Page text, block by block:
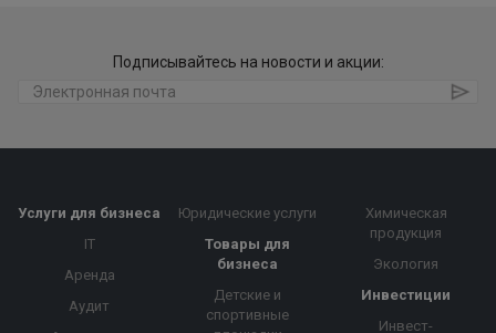
Подписывайтесь на новости и акции:
Услуги для бизнеса
IT
Аренда
Аудит
Юридические услуги
Товары для
бизнеса
Детские и
спортивные
Химическая
продукция
Экология
Инвестиции
Инвест-